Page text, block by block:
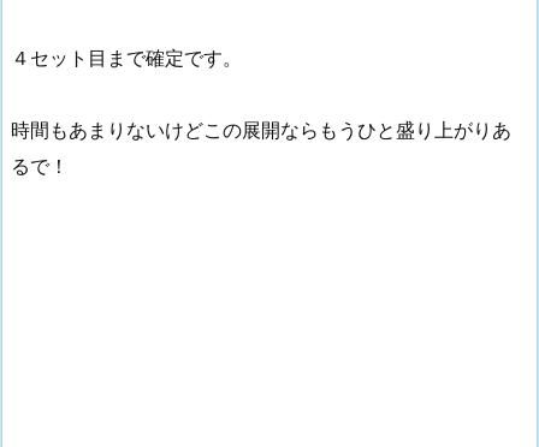
４セット目まで確定です。
時間もあまりないけどこの展開ならもうひと盛り上がりあ
るで！